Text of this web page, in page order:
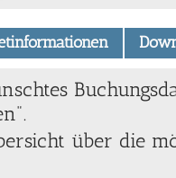
über die